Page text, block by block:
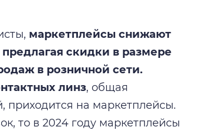
маркетплейсы снижают
скидки в размере
в розничной сети.
линз, общая
приходится на маркетплейсы.
то в 2024 году маркетплейсы